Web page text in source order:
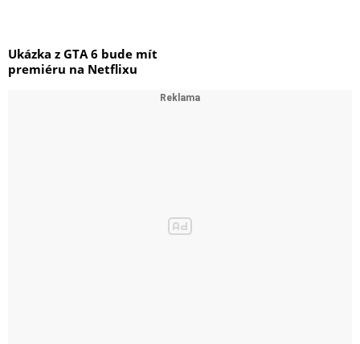
Ukázka z GTA 6 bude mít
premiéru na Netflixu